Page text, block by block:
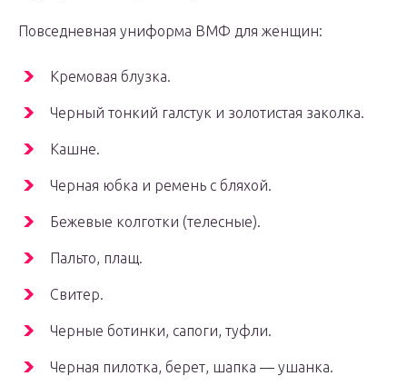
Повседневная униформа ВМФ для женщин:
Кремовая блузка.
Черный тонкий галстук и золотистая заколка.
Кашне.
Черная юбка и ремень с бляхой.
Бежевые колготки (телесные).
Пальто, плащ.
Свитер.
Черные ботинки, сапоги, туфли.
Черная пилотка, берет, шапка — ушанка.